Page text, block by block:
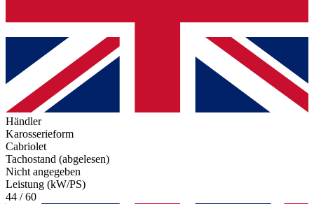
Händler
Karosserieform
Cabriolet
Tachostand (abgelesen)
Nicht angegeben
Leistung (kW/PS)
44 / 60